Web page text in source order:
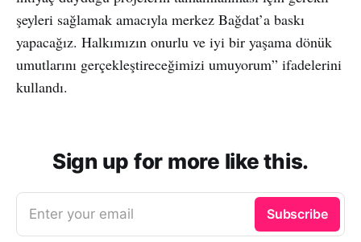
şeyleri sağlamak amacıyla merkez Bağdat’a baskı
yapacağız. Halkımızın onurlu ve iyi bir yaşama dönük
umutlarını gerçekleştireceğimizi umuyorum” ifadelerini
kullandı.
Sign up for more like this.
Enter your email Subscribe